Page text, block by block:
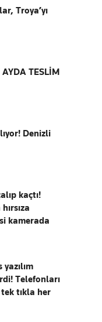
Troya’yı
TESLİM
Denizli
kaçtı!
kamerada
yazılım
Telefonları
tıkla her